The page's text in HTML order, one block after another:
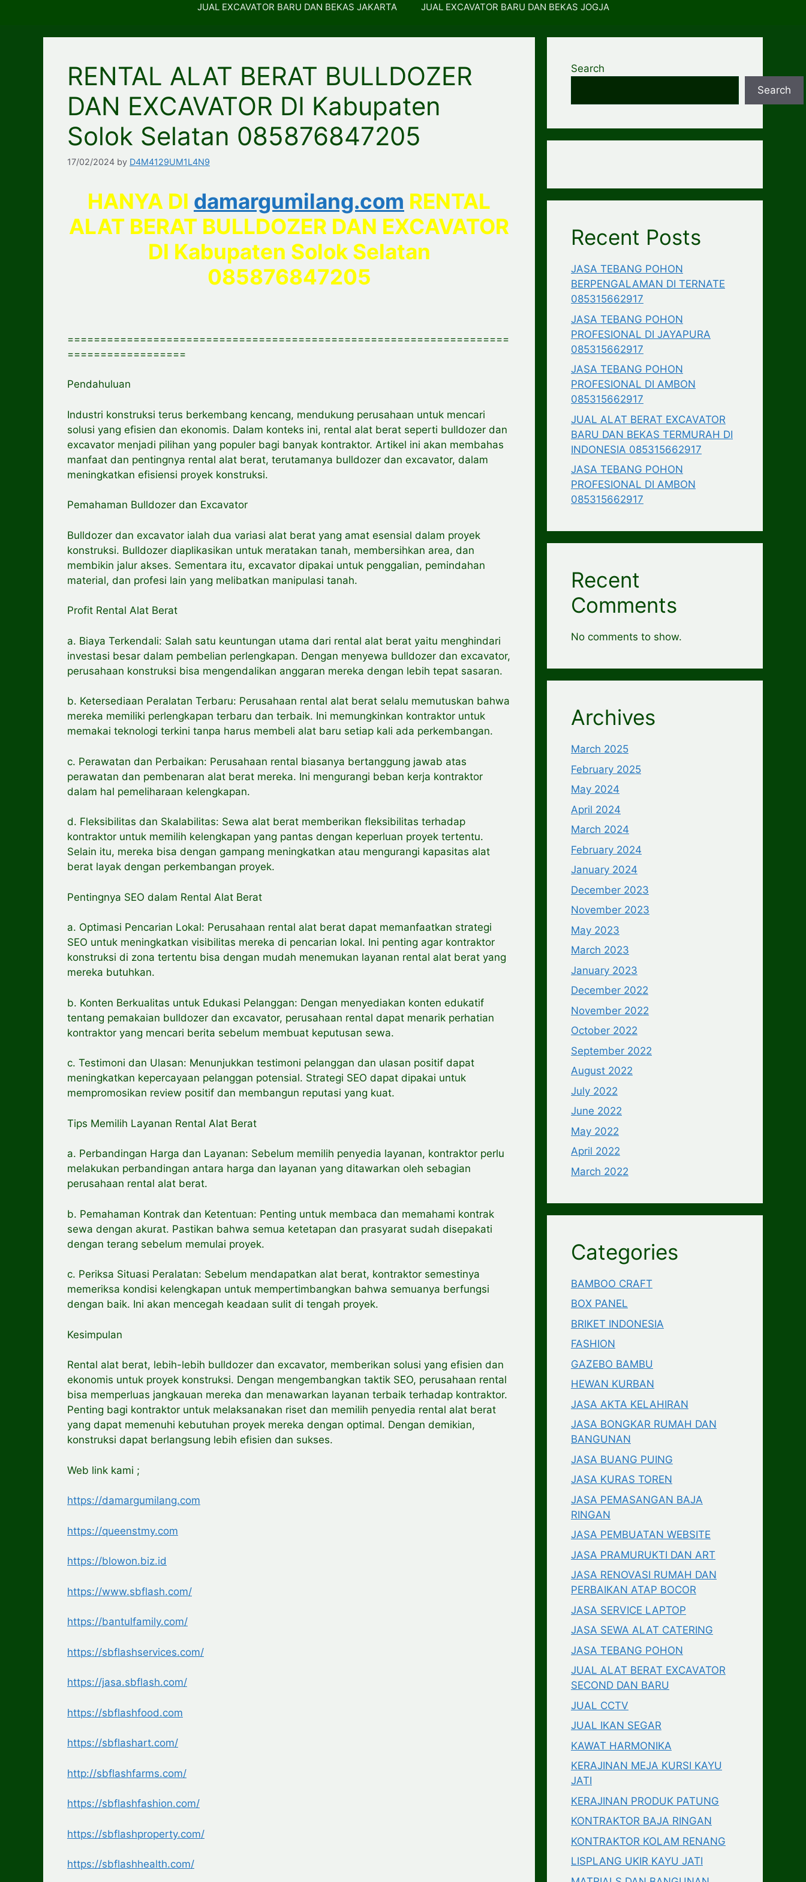
JUAL EXCAVATOR BARU DAN BEKAS JAKARTA JUAL EXCAVATOR BARU DAN BEKAS JOGJA
RENTAL ALAT BERAT BULLDOZER
DAN EXCAVATOR DI Kabupaten
Solok Selatan 085876847205
17/02/2024 by D4M4129UM1L4N9
HANYA DI damargumilang.com RENTAL
ALAT BERAT BULLDOZER DAN EXCAVATOR
DI Kabupaten Solok Selatan
085876847205
===================================================================
==================
Pendahuluan
Industri konstruksi terus berkembang kencang, mendukung perusahaan untuk mencari
solusi yang efisien dan ekonomis. Dalam konteks ini, rental alat berat seperti bulldozer dan
excavator menjadi pilihan yang populer bagi banyak kontraktor. Artikel ini akan membahas
manfaat dan pentingnya rental alat berat, terutamanya bulldozer dan excavator, dalam
meningkatkan efisiensi proyek konstruksi.
Pemahaman Bulldozer dan Excavator
Bulldozer dan excavator ialah dua variasi alat berat yang amat esensial dalam proyek
konstruksi. Bulldozer diaplikasikan untuk meratakan tanah, membersihkan area, dan
membikin jalur akses. Sementara itu, excavator dipakai untuk penggalian, pemindahan
material, dan profesi lain yang melibatkan manipulasi tanah.
Profit Rental Alat Berat
a. Biaya Terkendali: Salah satu keuntungan utama dari rental alat berat yaitu menghindari
investasi besar dalam pembelian perlengkapan. Dengan menyewa bulldozer dan excavator,
perusahaan konstruksi bisa mengendalikan anggaran mereka dengan lebih tepat sasaran.
b. Ketersediaan Peralatan Terbaru: Perusahaan rental alat berat selalu memutuskan bahwa
mereka memiliki perlengkapan terbaru dan terbaik. Ini memungkinkan kontraktor untuk
memakai teknologi terkini tanpa harus membeli alat baru setiap kali ada perkembangan.
c. Perawatan dan Perbaikan: Perusahaan rental biasanya bertanggung jawab atas
perawatan dan pembenaran alat berat mereka. Ini mengurangi beban kerja kontraktor
dalam hal pemeliharaan kelengkapan.
d. Fleksibilitas dan Skalabilitas: Sewa alat berat memberikan fleksibilitas terhadap
kontraktor untuk memilih kelengkapan yang pantas dengan keperluan proyek tertentu.
Selain itu, mereka bisa dengan gampang meningkatkan atau mengurangi kapasitas alat
berat layak dengan perkembangan proyek.
Pentingnya SEO dalam Rental Alat Berat
a. Optimasi Pencarian Lokal: Perusahaan rental alat berat dapat memanfaatkan strategi
SEO untuk meningkatkan visibilitas mereka di pencarian lokal. Ini penting agar kontraktor
konstruksi di zona tertentu bisa dengan mudah menemukan layanan rental alat berat yang
mereka butuhkan.
b. Konten Berkualitas untuk Edukasi Pelanggan: Dengan menyediakan konten edukatif
tentang pemakaian bulldozer dan excavator, perusahaan rental dapat menarik perhatian
kontraktor yang mencari berita sebelum membuat keputusan sewa.
c. Testimoni dan Ulasan: Menunjukkan testimoni pelanggan dan ulasan positif dapat
meningkatkan kepercayaan pelanggan potensial. Strategi SEO dapat dipakai untuk
mempromosikan review positif dan membangun reputasi yang kuat.
Tips Memilih Layanan Rental Alat Berat
a. Perbandingan Harga dan Layanan: Sebelum memilih penyedia layanan, kontraktor perlu
melakukan perbandingan antara harga dan layanan yang ditawarkan oleh sebagian
perusahaan rental alat berat.
b. Pemahaman Kontrak dan Ketentuan: Penting untuk membaca dan memahami kontrak
sewa dengan akurat. Pastikan bahwa semua ketetapan dan prasyarat sudah disepakati
dengan terang sebelum memulai proyek.
c. Periksa Situasi Peralatan: Sebelum mendapatkan alat berat, kontraktor semestinya
memeriksa kondisi kelengkapan untuk mempertimbangkan bahwa semuanya berfungsi
dengan baik. Ini akan mencegah keadaan sulit di tengah proyek.
Kesimpulan
Rental alat berat, lebih-lebih bulldozer dan excavator, memberikan solusi yang efisien dan
ekonomis untuk proyek konstruksi. Dengan mengembangkan taktik SEO, perusahaan rental
bisa memperluas jangkauan mereka dan menawarkan layanan terbaik terhadap kontraktor.
Penting bagi kontraktor untuk melaksanakan riset dan memilih penyedia rental alat berat
yang dapat memenuhi kebutuhan proyek mereka dengan optimal. Dengan demikian,
konstruksi dapat berlangsung lebih efisien dan sukses.
Web link kami ;
https://damargumilang.com
https://queenstmy.com
https://blowon.biz.id
https://www.sbflash.com/
https://bantulfamily.com/
https://sbflashservices.com/
https://jasa.sbflash.com/
https://sbflashfood.com
https://sbflashart.com/
http://sbflashfarms.com/
https://sbflashfashion.com/
https://sbflashproperty.com/
https://sbflashhealth.com/
Search
Search
Recent Posts
JASA TEBANG POHON
BERPENGALAMAN DI TERNATE
085315662917
JASA TEBANG POHON
PROFESIONAL DI JAYAPURA
085315662917
JASA TEBANG POHON
PROFESIONAL DI AMBON
085315662917
JUAL ALAT BERAT EXCAVATOR
BARU DAN BEKAS TERMURAH DI
INDONESIA 085315662917
JASA TEBANG POHON
PROFESIONAL DI AMBON
085315662917
Recent
Comments
No comments to show.
Archives
March 2025
February 2025
May 2024
April 2024
March 2024
February 2024
January 2024
December 2023
November 2023
May 2023
March 2023
January 2023
December 2022
November 2022
October 2022
September 2022
August 2022
July 2022
June 2022
May 2022
April 2022
March 2022
Categories
BAMBOO CRAFT
BOX PANEL
BRIKET INDONESIA
FASHION
GAZEBO BAMBU
HEWAN KURBAN
JASA AKTA KELAHIRAN
JASA BONGKAR RUMAH DAN
BANGUNAN
JASA BUANG PUING
JASA KURAS TOREN
JASA PEMASANGAN BAJA
RINGAN
JASA PEMBUATAN WEBSITE
JASA PRAMURUKTI DAN ART
JASA RENOVASI RUMAH DAN
PERBAIKAN ATAP BOCOR
JASA SERVICE LAPTOP
JASA SEWA ALAT CATERING
JASA TEBANG POHON
JUAL ALAT BERAT EXCAVATOR
SECOND DAN BARU
JUAL CCTV
JUAL IKAN SEGAR
KAWAT HARMONIKA
KERAJINAN MEJA KURSI KAYU
JATI
KERAJINAN PRODUK PATUNG
KONTRAKTOR BAJA RINGAN
KONTRAKTOR KOLAM RENANG
LISPLANG UKIR KAYU JATI